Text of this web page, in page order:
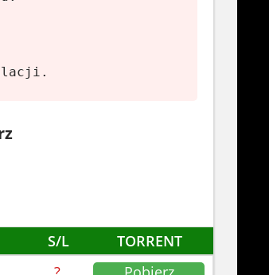
S/L
TORRENT